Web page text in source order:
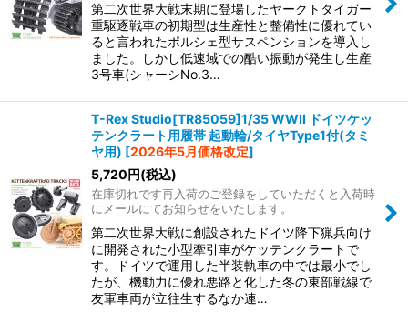
第二次世界大戦末期に登場したヤークトタイガー
重駆逐戦車の初期型は生産性と整備性に優れてい
ると言われたポルシェ型サスペンションを導入し
ました。しかし低速域での酷い振動が発生し生産
3号車(シャーシNo.3…
T-Rex Studio[TR85059]1/35 WWII ドイツケッ
テンクラート用履帯 起動輪/タイヤType1付(タミ
ヤ用) [2026年5月価格改定]
5,720円(税込)
在庫切れです再入荷のご登録をしていただくと入荷時
にメールにてお知らせをいたします。
第二次世界大戦に創設されたドイツ降下猟兵向け
に開発された小型牽引車がケッテンクラートで
す。ドイツで運用した半装軌車の中では最小でし
たが、機動力に優れ悪路と化した冬の東部戦線で
友軍車両が立往生するなか連…